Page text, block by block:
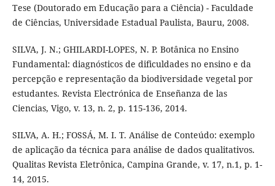
Tese (Doutorado em Educação para a Ciência) - Faculdade
de Ciências, Universidade Estadual Paulista, Bauru, 2008.
SILVA, J. N.; GHILARDI-LOPES, N. P. Botânica no Ensino
Fundamental: diagnósticos de dificuldades no ensino e da
percepção e representação da biodiversidade vegetal por
estudantes. Revista Electrónica de Enseñanza de las
Ciencias, Vigo, v. 13, n. 2, p. 115-136, 2014.
SILVA, A. H.; FOSSÁ, M. I. T. Análise de Conteúdo: exemplo
de aplicação da técnica para análise de dados qualitativos.
Qualitas Revista Eletrônica, Campina Grande, v. 17, n.1, p. 1-
14, 2015.